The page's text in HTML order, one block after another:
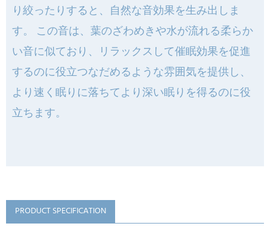
り絞ったりすると、自然な音効果を生み出しま
す。 この音は、葉のざわめきや水が流れる柔らか
い音に似ており、リラックスして催眠効果を促進
するのに役立つなだめるような雰囲気を提供し、
より速く眠りに落ちてより深い眠りを得るのに役
立ちます。
PRODUCT SPECIFICATION